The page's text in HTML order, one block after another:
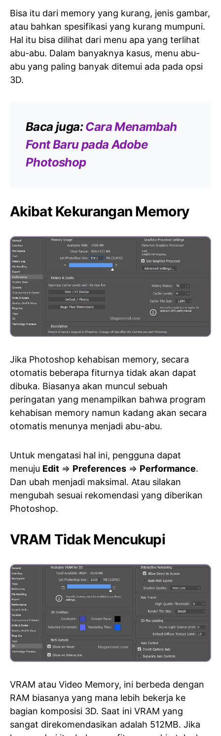
Bisa itu dari memory yang kurang, jenis gambar,
atau bahkan spesifikasi yang kurang mumpuni.
Hal itu bisa dilihat dari menu apa yang terlihat
abu-abu. Dalam banyaknya kasus, menu abu-
abu yang paling banyak ditemui ada pada opsi
3D.
Baca juga:Cara Menambah
Font Baru pada Adobe
Photoshop
Akibat Kekurangan Memory
Jika Photoshop kehabisan memory, secara
otomatis beberapa fiturnya tidak akan dapat
dibuka. Biasanya akan muncul sebuah
peringatan yang menampilkan bahwa program
kehabisan memory namun kadang akan secara
otomatis menunya menjadi abu-abu.
Untuk mengatasi hal ini, pengguna dapat
menuju Edit => Preferences => Performance.
Dan ubah menjadi maksimal. Atau silakan
mengubah sesuai rekomendasi yang diberikan
Photoshop.
VRAM Tidak Mencukupi
VRAM atau Video Memory, ini berbeda dengan
RAM biasanya yang mana lebih bekerja ke
bagian komposisi 3D. Saat ini VRAM yang
sangat direkomendasikan adalah 512MB. Jika